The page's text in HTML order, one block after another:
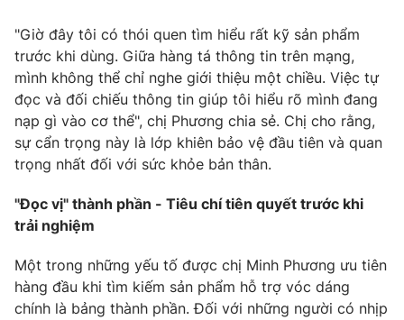
THỜI BÁO VTV
Theo dõi báo trên
Cơ quan chủ quản:Đài Truyền hình Việt Nam
Cơ quan báo chí:
Giấy phép hoạt động báo in và báo điện tử số 483/GP-BTTTT
cấp ngày 29/12/2023
Tổng Biên tập:Vũ Thanh Thủy
"Giờ đây tôi có thói quen tìm hiểu rất kỹ sản phẩm
trước khi dùng. Giữa hàng tá thông tin trên mạng,
mình không thể chỉ nghe giới thiệu một chiều. Việc tự
đọc và đối chiếu thông tin giúp tôi hiểu rõ mình đang
nạp gì vào cơ thể", chị Phương chia sẻ. Chị cho rằng,
sự cẩn trọng này là lớp khiên bảo vệ đầu tiên và quan
trọng nhất đối với sức khỏe bản thân.
"Đọc vị" thành phần - Tiêu chí tiên quyết trước khi
trải nghiệm
Một trong những yếu tố được chị Minh Phương ưu tiên
hàng đầu khi tìm kiếm sản phẩm hỗ trợ vóc dáng
chính là bảng thành phần. Đối với những người có nhịp